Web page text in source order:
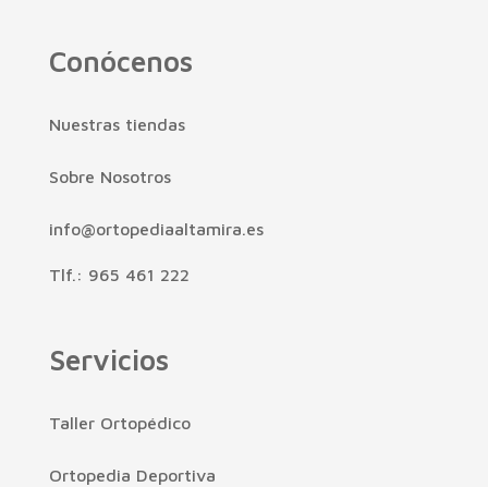
Conócenos
Nuestras tiendas
Sobre Nosotros
info@ortopediaaltamira.es
Tlf.: 965 461 222
Servicios
Taller Ortopédico
Ortopedia Deportiva